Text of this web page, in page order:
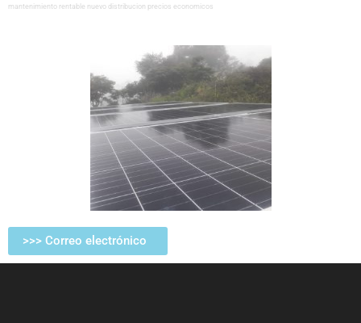
mantenimiento rentable nuevo distribucion precios economicos
>>> Correo electrónico